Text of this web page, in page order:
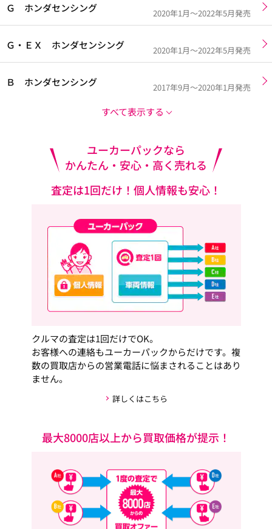
Ｇ ホンダセンシング 2020年1月～2022年5月発売
Ｇ・ＥＸ ホンダセンシング 2020年1月～2022年5月発売
Ｂ ホンダセンシング 2017年9月～2020年1月発売
すべて表示する
ユーカーパックなら
かんたん・安心・高く売れる
査定は1回だけ！個人情報も安心！
クルマの査定は1回だけでOK。
お客様への連絡もユーカーパックからだけです。複
数の買取店からの営業電話に悩まされることはあり
ません。
詳しくはこちら
最大8000店以上から買取価格が提示！